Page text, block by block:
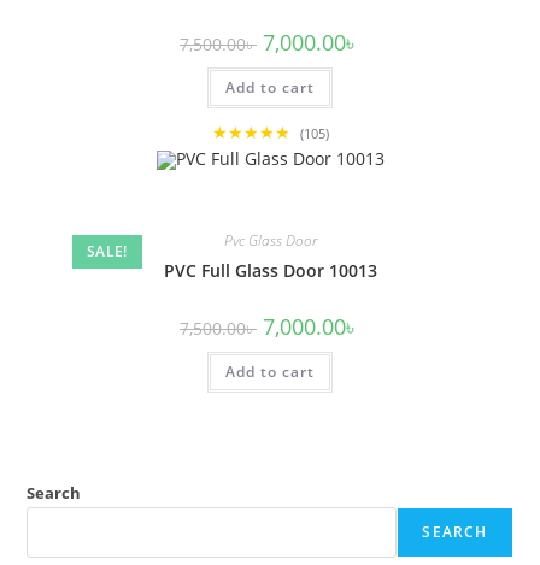
7,500.00৳ Original
price
was:
7,500.00৳ .
7,000.00৳
Add to cart
★★★★★ (105)
SALE!
Pvc Glass Door
PVC Full Glass Door 10013
7,500.00৳ Original
price
was:
7,500.00৳ .
7,000.00৳
Add to cart
Search
SEARCH